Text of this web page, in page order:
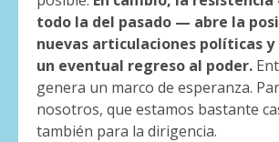
todo la del pasado — abre la
nuevas articulaciones políticas
un eventual regreso al poder.
genera un marco de esperanza.
nosotros, que estamos bastante
también para la dirigencia.